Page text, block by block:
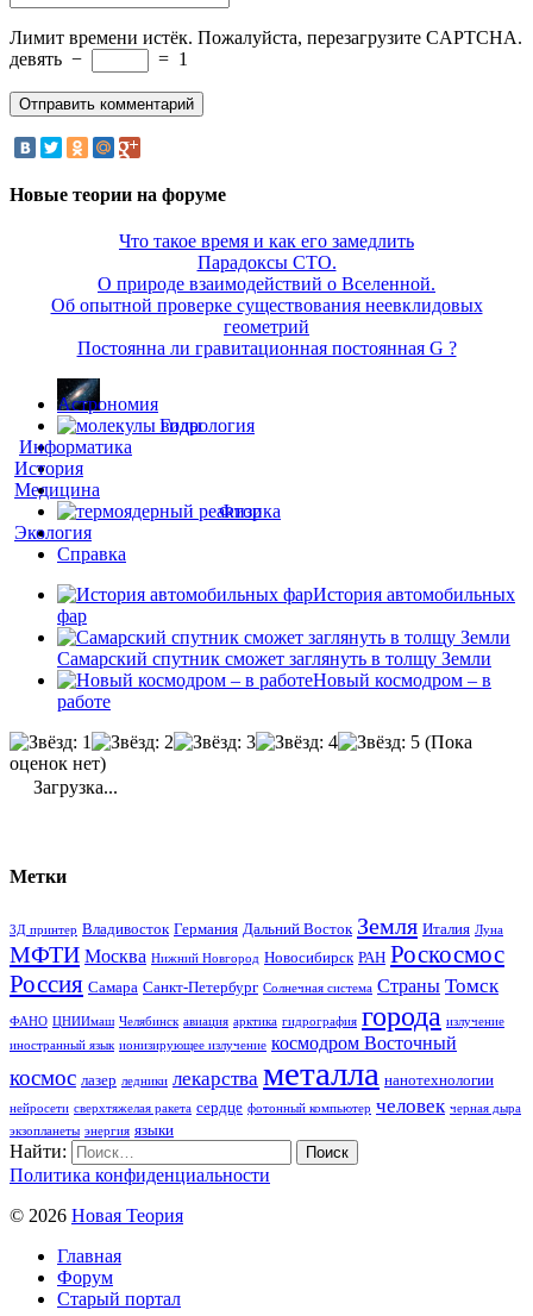
Лимит времени истёк. Пожалуйста, перезагрузите CAPTCHA.
девять − = 1
Новые теории на форуме
Что такое время и как его замедлить
Парадоксы СТО.
О природе взаимодействий о Вселенной.
Об опытной проверке существования неевклидовых
геометрий
Постоянна ли гравитационная постоянная G ?
Астрономия
Гидрология
Информатика
История
Медицина
Физика
Экология
Справка
История автомобильных
фар
Самарский спутник сможет заглянуть в толщу Земли
Новый космодром – в
работе
(Пока
оценок нет)
Загрузка...
Метки
3Д принтер Владивосток Германия Дальний Восток Земля Италия Луна
МФТИ Москва Нижний Новгород Новосибирск РАН Роскосмос
Россия Самара Санкт-Петербург Солнечная система Страны Томск
ФАНО ЦНИИмаш Челябинск авиация арктика гидрография города излучение
иностранный язык ионизирующее излучение космодром Восточный
космос лазер ледники лекарства металла нанотехнологии
нейросети сверхтяжелая ракета сердце фотонный компьютер человек черная дыра
экзопланеты энергия языки
Найти:
Политика конфиденциальности
© 2026 Новая Теория
Главная
Форум
Старый портал